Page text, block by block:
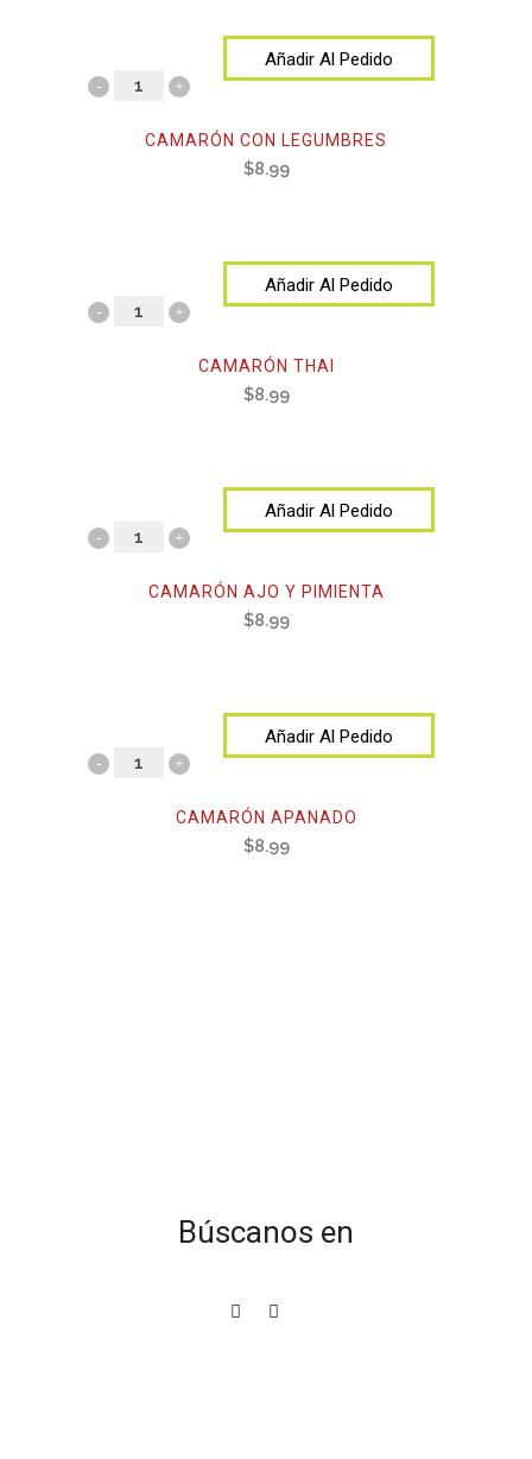
Añadir Al Pedido
CAMARÓN CON LEGUMBRES
$8.99
Añadir Al Pedido
CAMARÓN THAI
$8.99
Añadir Al Pedido
CAMARÓN AJO Y PIMIENTA
$8.99
Añadir Al Pedido
CAMARÓN APANADO
$8.99
Búscanos en